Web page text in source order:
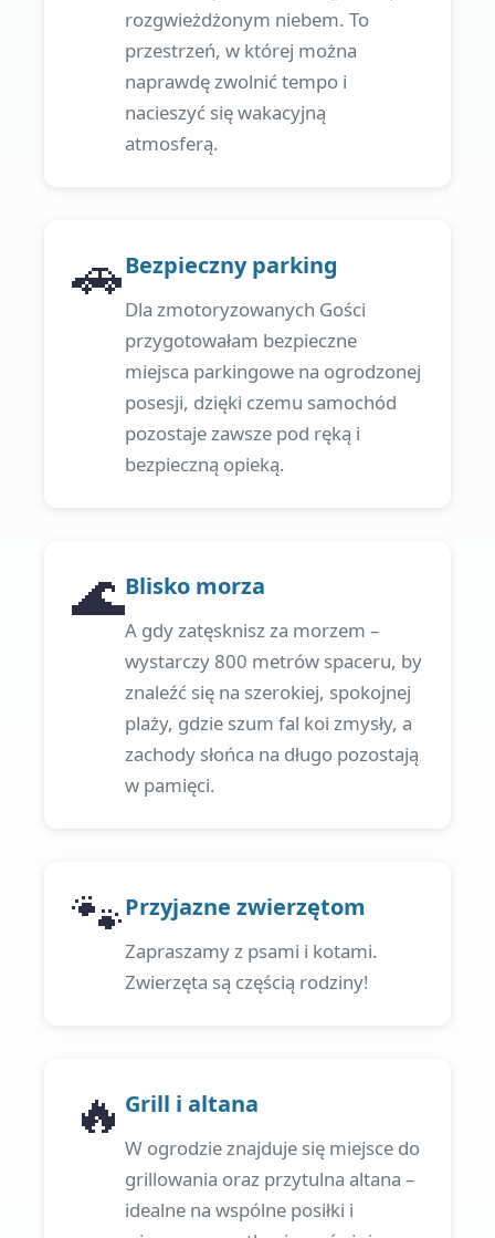
rozgwieżdżonym niebem. To
przestrzeń, w której można
naprawdę zwolnić tempo i
nacieszyć się wakacyjną
atmosferą.
🚗Bezpieczny parking
Dla zmotoryzowanych Gości
przygotowałam bezpieczne
miejsca parkingowe na ogrodzonej
posesji, dzięki czemu samochód
pozostaje zawsze pod ręką i
bezpieczną opieką.
🌊Blisko morza
A gdy zatęsknisz za morzem –
wystarczy 800 metrów spaceru, by
znaleźć się na szerokiej, spokojnej
plaży, gdzie szum fal koi zmysły, a
zachody słońca na długo pozostają
w pamięci.
🐾Przyjazne zwierzętom
Zapraszamy z psami i kotami.
Zwierzęta są częścią rodziny!
🔥 Grill i altana
W ogrodzie znajduje się miejsce do
grillowania oraz przytulna altana –
idealne na wspólne posiłki i